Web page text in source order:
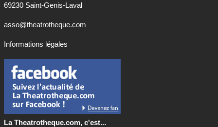
69230 Saint-Genis-Laval
asso@theatrotheque.com
Informations légales
La Theatrotheque.com, c'est...